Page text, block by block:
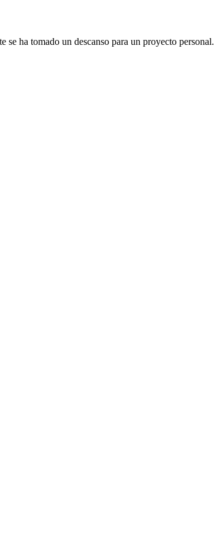
ha tomado un descanso para un proyecto personal.